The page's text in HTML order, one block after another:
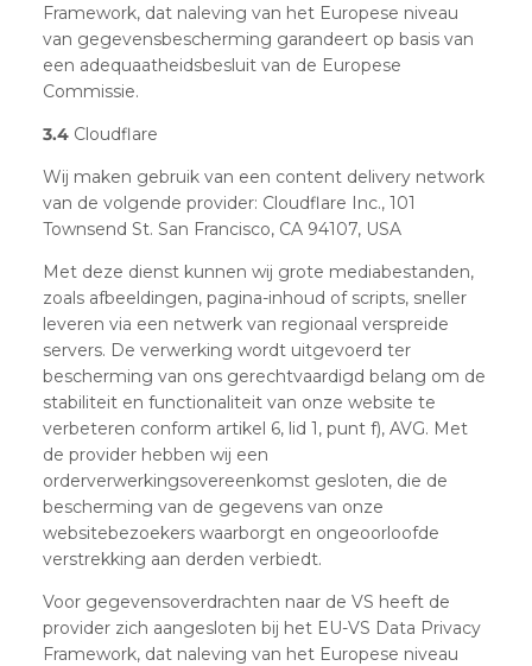
Framework, dat naleving van het Europese niveau
van gegevensbescherming garandeert op basis van
een adequaatheidsbesluit van de Europese
Commissie.
3.4 Cloudflare
Wij maken gebruik van een content delivery network
van de volgende provider: Cloudflare Inc., 101
Townsend St. San Francisco, CA 94107, USA
Met deze dienst kunnen wij grote mediabestanden,
zoals afbeeldingen, pagina-inhoud of scripts, sneller
leveren via een netwerk van regionaal verspreide
servers. De verwerking wordt uitgevoerd ter
bescherming van ons gerechtvaardigd belang om de
stabiliteit en functionaliteit van onze website te
verbeteren conform artikel 6, lid 1, punt f), AVG. Met
de provider hebben wij een
orderverwerkingsovereenkomst gesloten, die de
bescherming van de gegevens van onze
websitebezoekers waarborgt en ongeoorloofde
verstrekking aan derden verbiedt.
Voor gegevensoverdrachten naar de VS heeft de
provider zich aangesloten bij het EU-VS Data Privacy
Framework, dat naleving van het Europese niveau